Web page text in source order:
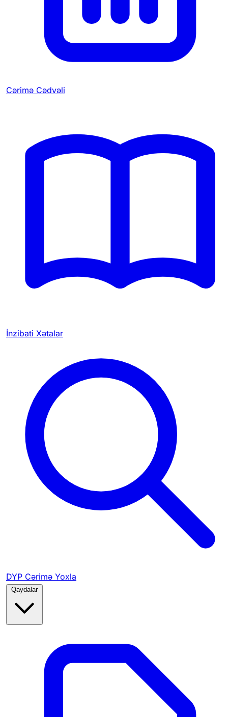
Cərimə Cədvəli
İnzibati Xətalar
DYP Cərimə Yoxla
Qaydalar